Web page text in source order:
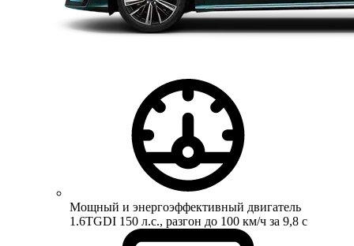
Мощный и энергоэффективный двигатель
1.6TGDI 150 л.с., разгон до 100 км/ч за 9,8 с